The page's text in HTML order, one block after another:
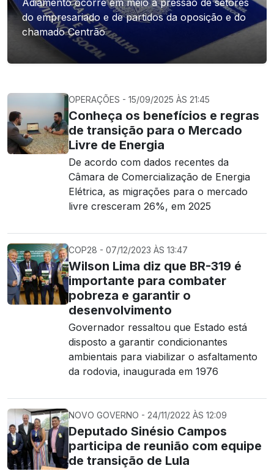
Adiamento ocorre em meio à pressão de setores
do empresariado e de partidos da oposição e do
chamado Centrão
OPERAÇÕES - 15/09/2025 ÀS 21:45
Conheça os benefícios e regras
de transição para o Mercado
Livre de Energia
De acordo com dados recentes da
Câmara de Comercialização de Energia
Elétrica, as migrações para o mercado
livre cresceram 26%, em 2025
COP28 - 07/12/2023 ÀS 13:47
Wilson Lima diz que BR-319 é
importante para combater
pobreza e garantir o
desenvolvimento
Governador ressaltou que Estado está
disposto a garantir condicionantes
ambientais para viabilizar o asfaltamento
da rodovia, inaugurada em 1976
NOVO GOVERNO - 24/11/2022 ÀS 12:09
Deputado Sinésio Campos
participa de reunião com equipe
de transição de Lula